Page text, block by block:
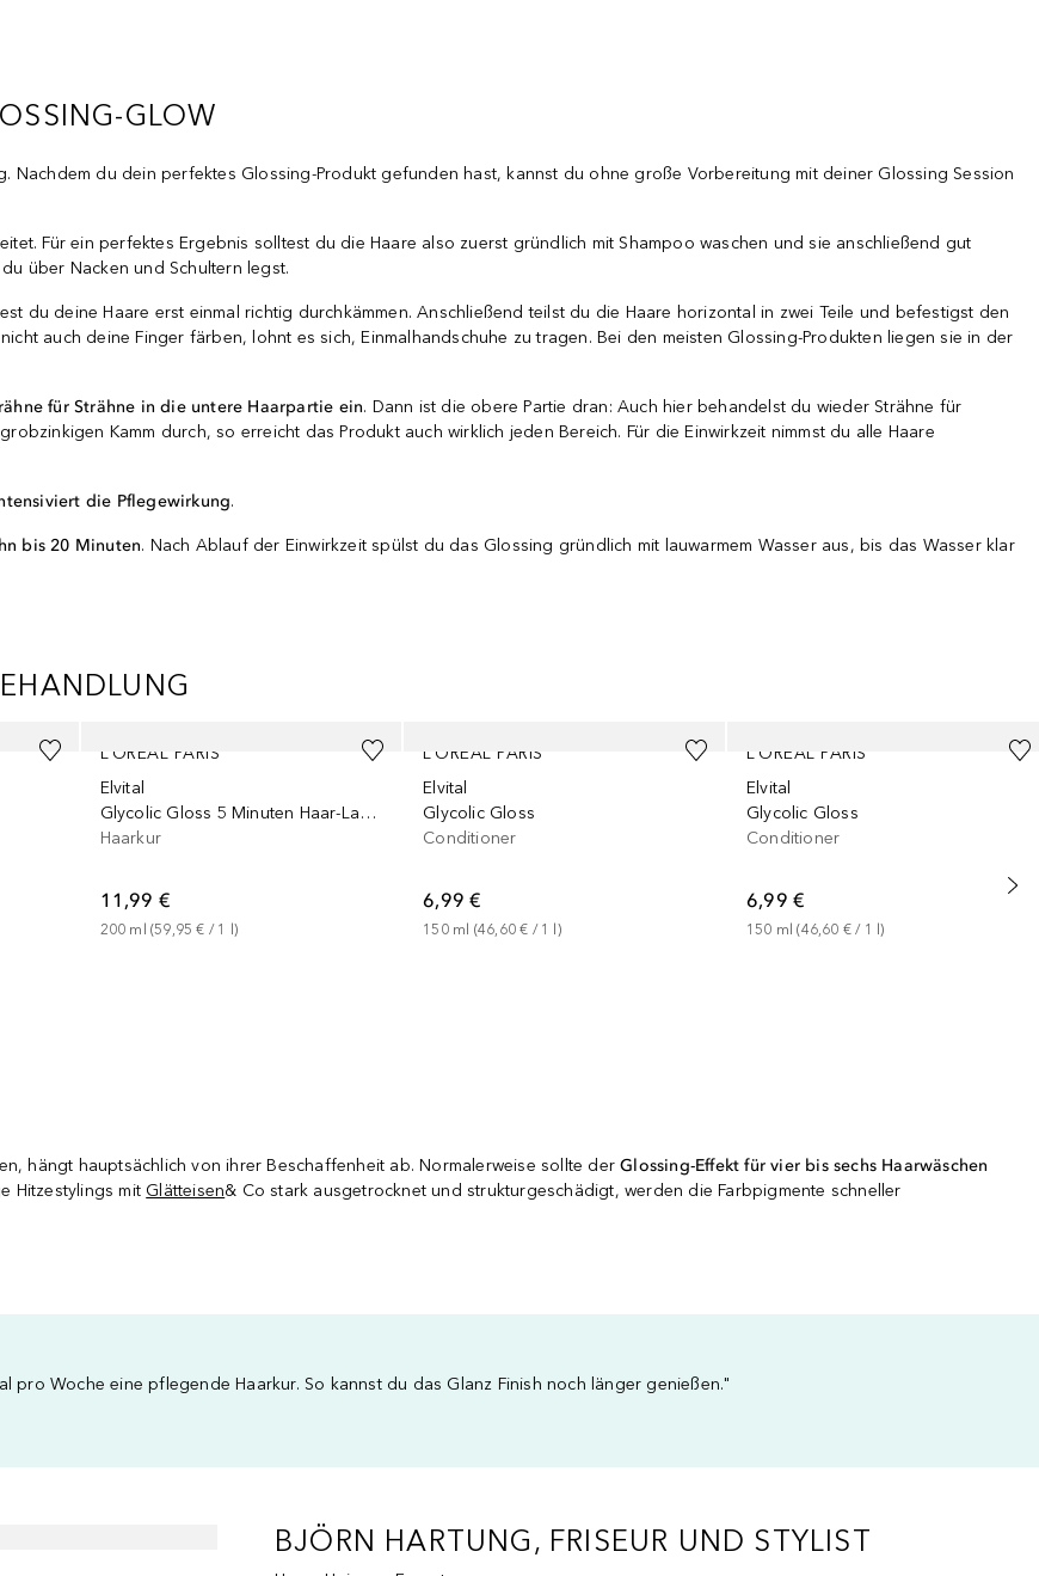
GLOW
Nachdem du dein perfektes Glossing-Produkt gefunden hast, kannst du ohne große Vorbereitung mit deiner Glossing Session
Für ein perfektes Ergebnis solltest du die Haare also zuerst gründlich mit Shampoo waschen und sie anschließend gut
über Nacken und Schultern legst.
du deine Haare erst einmal richtig durchkämmen. Anschließend teilst du die Haare horizontal in zwei Teile und befestigst den
auch deine Finger färben, lohnt es sich, Einmalhandschuhe zu tragen. Bei den meisten Glossing-Produkten liegen sie in der
für Strähne in die untere Haarpartie ein. Dann ist die obere Partie dran: Auch hier behandelst du wieder Strähne für
Kamm durch, so erreicht das Produkt auch wirklich jeden Bereich. Für die Einwirkzeit nimmst du alle Haare
die Pflegewirkung.
bis 20 Minuten. Nach Ablauf der Einwirkzeit spülst du das Glossing gründlich mit lauwarmem Wasser aus, bis das Wasser klar
L’ORÉAL PARIS
Elvital
Glycolic Gloss 5 Minuten Haar-Laminierung
Haarkur
11,99 €
200 ml (59,95 € / 1 )
L’ORÉAL PARIS
Elvital
Glycolic Gloss
Conditioner
6,99 €
150 ml (46,60 € / 1 )
L’ORÉAL PARIS
Elvital
Glycolic Gloss
Conditioner
6,99 €
150 ml (46,60 € / 1 l)
hängt hauptsächlich von ihrer Beschaffenheit ab. Normalerweise sollte derGlossing-Effekt für vier bis sechs Haarwäschen
Hitzestylings mit Glätteisen& Co stark ausgetrocknet und strukturgeschädigt, werden die Farbpigmente schneller
pro Woche eine pflegende Haarkur. So kannst du das Glanz Finish noch länger genießen."
BJÖRN HARTUNG, FRISEUR UND STYLIST